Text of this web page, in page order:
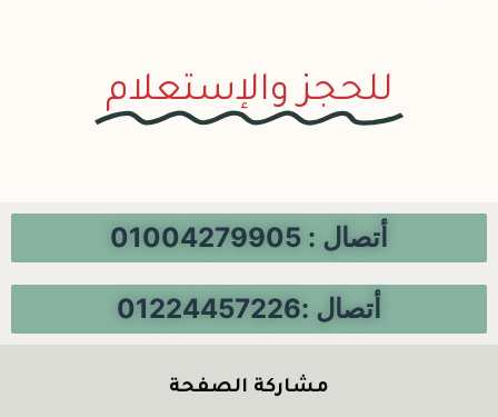
للحجز والإستعلام
أتصال : 01004279905
أتصال :01224457226
مشاركة الصفحة